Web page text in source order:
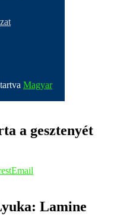
Magyar
a gesztenyét
Email
Lamine